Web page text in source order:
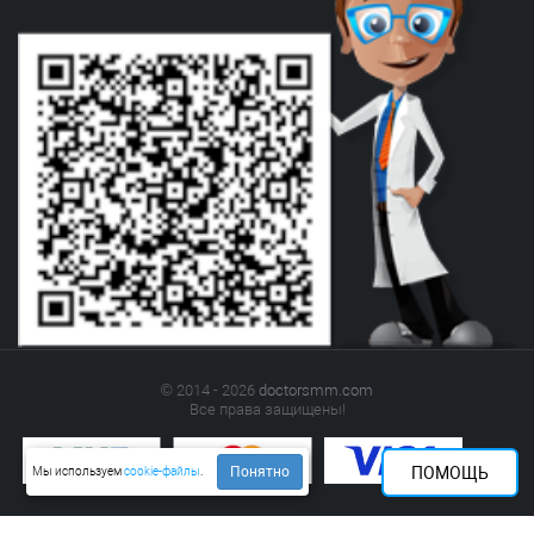
ПОМОЩЬ
© 2014 - 2026 doctorsmm.com
Все права защищены!
Мы используемcookie-файлы Понятно